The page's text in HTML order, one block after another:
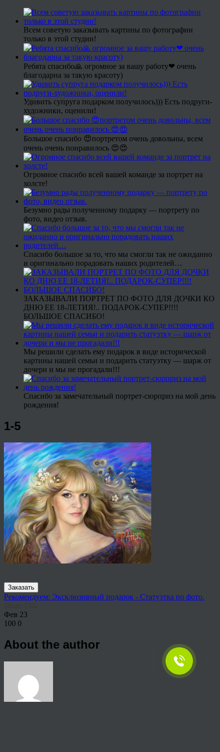
Всем советую заказывать картины по фотографии
только в этой студии!
Ребята спасибо🙏 огромное за вашу работу❤ очень
благодарна за такую красоту)
Удивить супруга подарком получилось))) Есть подруги-
художники, оценили!
Большое спасибо 😍портретом очень довольны, всем
очень очень понравилось 😍😍
Огромное спасибо всей вашей команде за портрет на
холсте!
Безумно рады полученному подарку — портрету по
фото, видео отзыв.
Спасибо большое за то, что мы смогли так не ожиданно
и оригинально порадовать наших родителей…
ЗАКАЗЫВАЛИ ПОРТРЕТ ПО ФОТО ДЛЯ ДОЧКИ КО
ДНЮ ЕЕ 18-ЛЕТИЯ!.. ПОДАРОК-СУПЕР!!!!
БОЛЬШОЕ СПАСИБО!
Мы решили сделать ему подарок в виде исторической
картины нашей семьи и подарить статуэтку — шарж от
дочери и мы не прогадали!!!
Спасибо за замечательный портрет-сюрприз на мой день
рождения!
1-5
Заказать
Рекомендуем: Эксклюзивный подарок - Статуэтка по фото.
Фев 23
100 0
About the author